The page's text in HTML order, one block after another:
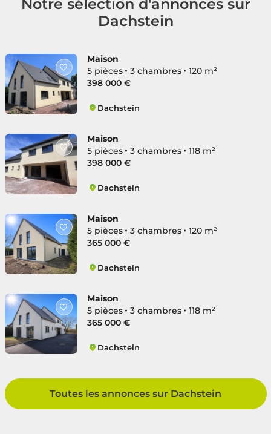
Notre sélection d'annonces sur
Dachstein
Maison
5 pièces
3 chambres
120 m²
398 000 €
Dachstein
Maison
5 pièces
3 chambres
118 m²
398 000 €
Dachstein
Maison
5 pièces
3 chambres
120 m²
365 000 €
Dachstein
Maison
5 pièces
3 chambres
118 m²
365 000 €
Dachstein
Toutes les annonces sur Dachstein